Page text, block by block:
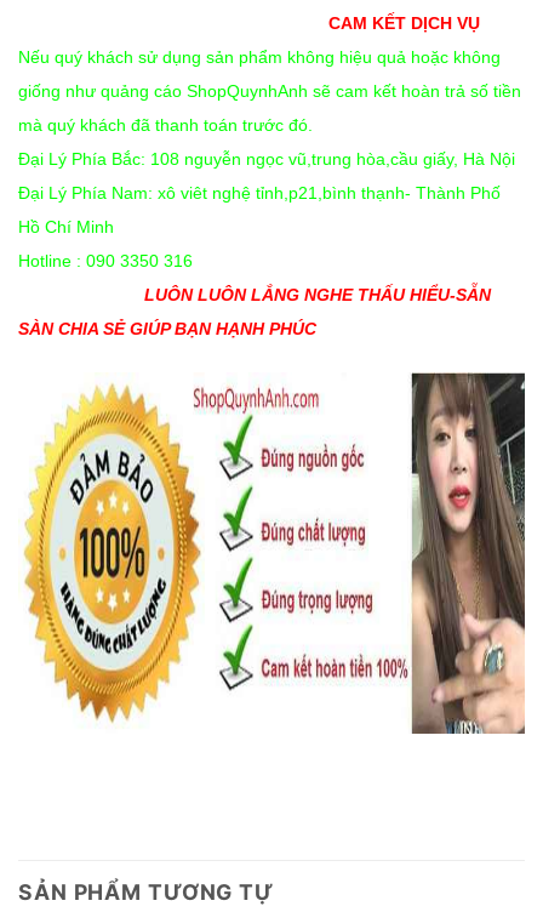
CAM KẾT DỊCH VỤ
Nếu quý khách sử dụng sản phẩm không hiệu quả hoặc không
giống như quảng cáo ShopQuynhAnh sẽ cam kết hoàn trả số tiền
mà quý khách đã thanh toán trước đó.
Đại Lý Phía Bắc: 108 nguyễn ngọc vũ,trung hòa,cầu giấy, Hà Nội
Đại Lý Phía Nam: xô viêt nghệ tỉnh,p21,bình thạnh- Thành Phố
Hồ Chí Minh
Hotline : 090 3350 316
LUÔN LUÔN LẮNG NGHE THẤU HIỂU-SẴN
SÀN CHIA SẺ GIÚP BẠN HẠNH PHÚC
SẢN PHẨM TƯƠNG TỰ